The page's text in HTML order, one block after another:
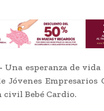
Una esperanza de vida
Empresarios
civil Bebé Cardio.